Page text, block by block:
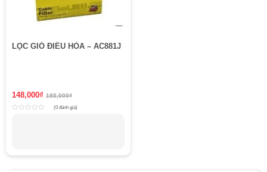
LỌC GIÓ ĐIỀU HÒA – AC881J
148,000₫ 185,000₫
(0 đánh giá)